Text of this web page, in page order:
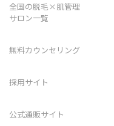
全国の脱毛×肌管理
サロン一覧
無料カウンセリング
採用サイト
公式通販サイト